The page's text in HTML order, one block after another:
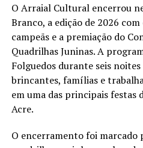
O Arraial Cultural encerrou
Branco, a edição de 2026
campeãs e a premiação do
Quadrilhas Juninas. A
Folguedos durante seis
brincantes, famílias e
em uma das principais
Acre.
O encerramento foi marcado